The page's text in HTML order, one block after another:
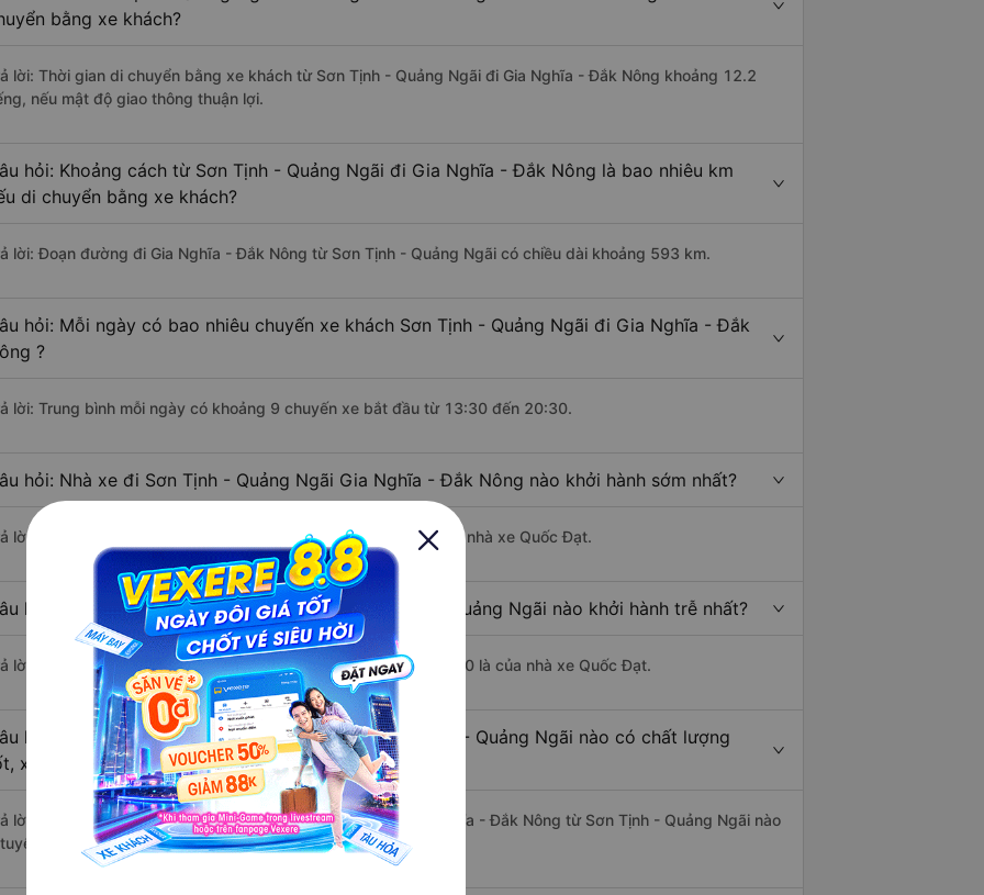
bằng xe khách?
lời: Thời gian di chuyển bằng xe khách từ Sơn Tịnh - Quảng Ngãi đi Gia Nghĩa - Đắk Nông khoảng 12.2
nếu mật độ giao thông thuận lợi.
hỏi: Khoảng cách từ Sơn Tịnh - Quảng Ngãi đi Gia Nghĩa - Đắk Nông là bao nhiêu km
di chuyển bằng xe khách?
lời: Đoạn đường đi Gia Nghĩa - Đắk Nông từ Sơn Tịnh - Quảng Ngãi có chiều dài khoảng 593 km.
hỏi: Mỗi ngày có bao nhiêu chuyến xe khách Sơn Tịnh - Quảng Ngãi đi Gia Nghĩa - Đắk
?
lời: Trung bình mỗi ngày có khoảng 9 chuyến xe bắt đầu từ 13:30 đến 20:30.
hỏi: Nhà xe đi Sơn Tịnh - Quảng Ngãi Gia Nghĩa - Đắk Nông nào khởi hành sớm nhất?
lời: Chuyến xe có giờ xuất phát sớm nhất vào lúc 13:30 là của nhà xe Quốc Đạt.
hỏi: Nhà xe đi Gia Nghĩa - Đắk Nông từ Sơn Tịnh - Quảng Ngãi nào khởi hành trễ nhất?
lời: Chuyến xe có giờ xuất phát trễ (muộn) nhất là vào lúc 20:30 là của nhà xe Quốc Đạt.
hỏi: Review xe đi Gia Nghĩa - Đắk Nông từ Sơn Tịnh - Quảng Ngãi nào có chất lượng
xuất sắc, cao cấp nhất?
lời: Tạm thời chưa đủ review để đánh giá có nhà xe đi Gia Nghĩa - Đắk Nông từ Sơn Tịnh - Quảng Ngãi nào
đường này có chất lượng xuất sắc.